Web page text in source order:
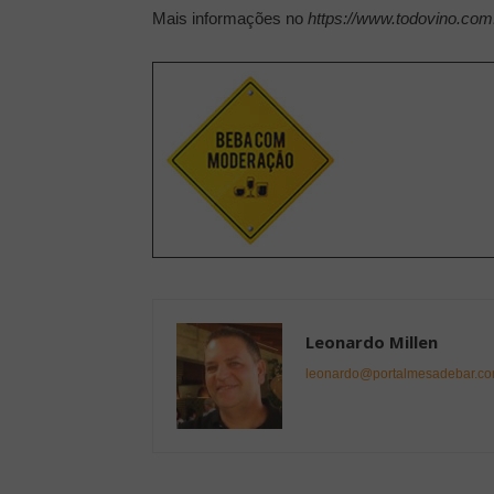
Mais informações no https://
Leonardo Millen